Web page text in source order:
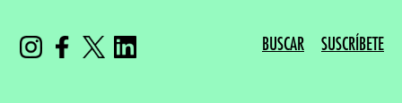
BUSCAR SUSCRÍBETE